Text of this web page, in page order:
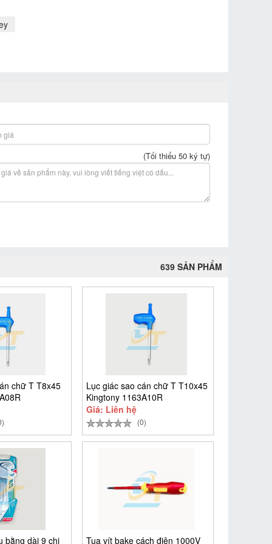
(Tối thiểu 50 ký tự)
639 SẢN PHẨM
chữ T T8x45
Lục giác sao cán chữ T T10x45
Kingtony 1163A10R
Giá: Liên hệ
(0)
bằng dài 9 chi Tua vít bake cách điện 1000V